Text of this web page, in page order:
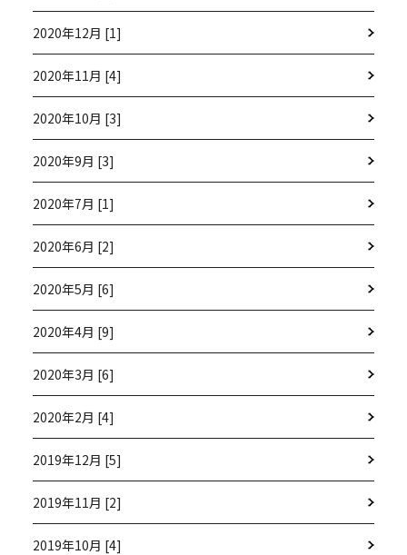
2020年12月 [1]
2020年11月 [4]
2020年10月 [3]
2020年9月 [3]
2020年7月 [1]
2020年6月 [2]
2020年5月 [6]
2020年4月 [9]
2020年3月 [6]
2020年2月 [4]
2019年12月 [5]
2019年11月 [2]
2019年10月 [4]